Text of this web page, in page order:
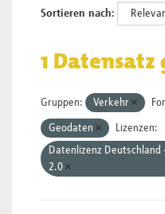
Sortieren nach
1
Gruppen: Verkehr
Geodaten
Lizenzen:
Datenlizenz Deutschland
2.0